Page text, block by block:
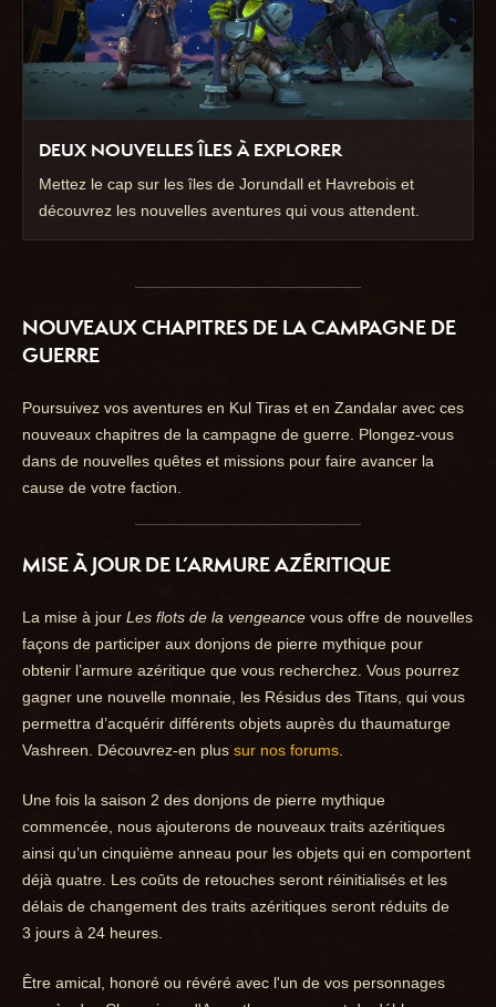
DEUX NOUVELLES ÎLES À EXPLORER
Mettez le cap sur les îles de Jorundall et Havrebois et
découvrez les nouvelles aventures qui vous attendent.
NOUVEAUX CHAPITRES DE LA CAMPAGNE DE
GUERRE
Poursuivez vos aventures en Kul Tiras et en Zandalar avec ces
nouveaux chapitres de la campagne de guerre. Plongez-vous
dans de nouvelles quêtes et missions pour faire avancer la
cause de votre faction.
MISE À JOUR DE L’ARMURE AZÉRITIQUE
La mise à jour Les flots de la vengeance vous offre de nouvelles
façons de participer aux donjons de pierre mythique pour
obtenir l’armure azéritique que vous recherchez. Vous pourrez
gagner une nouvelle monnaie, les Résidus des Titans, qui vous
permettra d’acquérir différents objets auprès du thaumaturge
Vashreen. Découvrez-en plus sur nos forums
Une fois la saison 2 des donjons de pierre mythique
commencée, nous ajouterons de nouveaux traits azéritiques
ainsi qu’un cinquième anneau pour les objets qui en comportent
déjà quatre. Les coûts de retouches seront réinitialisés et les
délais de changement des traits azéritiques seront réduits de
3 jours à 24 heures.
Être amical, honoré ou révéré avec l'un de vos personnages